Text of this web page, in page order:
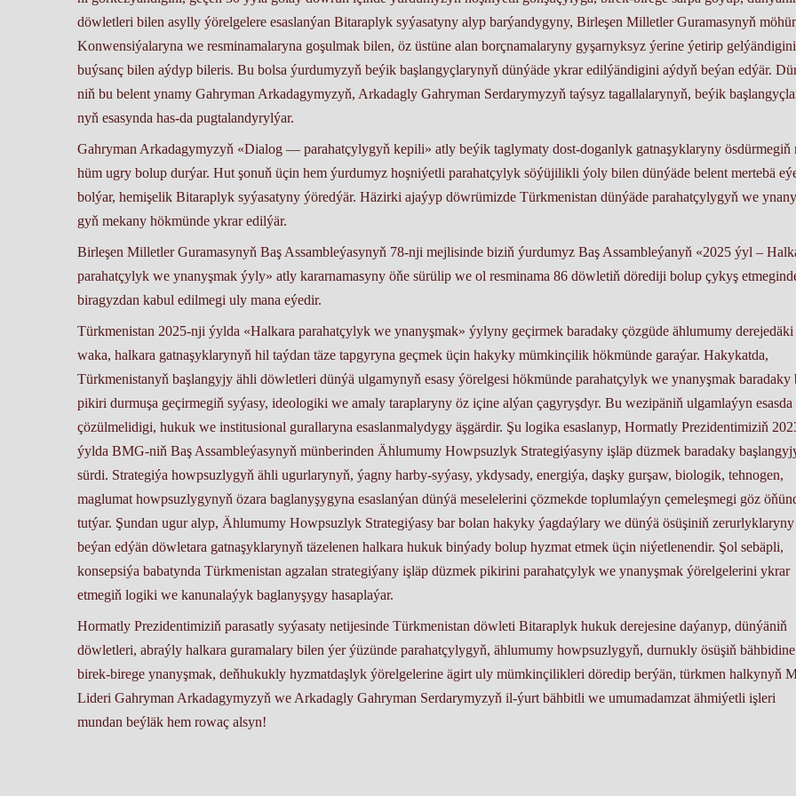
döw­let­le­ri bi­len asyl­ly ýö­rel­ge­le­re esas­lan­ýan Bi­ta­rap­lyk sy­ýa­sa­ty­ny alyp bar­ýan­dy­gy­ny, Bir­le­şen Mil­let­ler Gu­ra­ma­sy­nyň
Kon­wen­si­ýa­la­ry­na we res­mi­na­ma­la­ry­na go­şul­mak bilen, öz üs­tü­ne alan borç­na­ma­la­ry­ny gy­şar­nyk­syz ýe­ri­ne ýe­ti­rip gel­ýän­di­gi­ni
buý­sanç bi­len aý­dyp bi­le­ris. Bu bol­sa ýur­du­my­zyň be­ýik baş­lan­gyç­la­ry­nyň dün­ýä­de yk­rar edil­ýän­di­gi­ni aý­dyň be­ýan ed­ýär.
niň bu be­lent yna­my Gah­ry­man Ar­ka­da­gy­my­zyň, Ar­ka­dag­ly Gah­ry­man Ser­da­ry­my­zyň taý­syz ta­gal­la­la­ry­nyň, be­ýik
nyň esasyn­da has-da pug­ta­lan­dy­ryl­ýar.
Gah­ry­man Ar­ka­da­gy­my­zyň «Dialog — pa­rahat­çy­ly­gyň ke­pi­li» at­ly be­ýik tag­ly­ma­ty dost-do­gan­lyk gatnaşyk­la­ry­ny
hüm ug­ry bo­lup dur­ýar. Hut şo­nuň üçin hem ýur­du­myz hoş­ni­ýet­li pa­ra­hat­çy­lyk sö­ýü­ji­lik­li ýo­ly bi­len dün­ýä­de be­lent mer­te­bä
bol­ýar, he­mi­şe­lik Bi­ta­rap­lyk sy­ýa­sa­ty­ny ýö­red­ýär. Hä­zir­ki aja­ýyp döw­rü­miz­de Türk­me­nis­tan dün­ýä­de pa­ra­hat­çy­ly­gyň we
gyň me­ka­ny hök­mün­de yk­rar edil­ýär.
Birleşen Milletler Guramasynyň Baş Assambleýasynyň 78-nji mejlisinde biziň ýurdumyz Baş Assambleýanyň «2025 ýyl –
parahatçylyk we ynanyşmak ýyly» atly kararnamasyny öňe sürülip we ol resminama 86 döwletiň dörediji bolup çykyş
biragyzdan kabul edilmegi uly mana eýedir.
Türkmenistan 2025-nji ýylda «Halkara parahatçylyk we ynanyşmak» ýylyny geçirmek baradaky çözgüde ählumumy derejedäki
waka, halkara gatnaşyklarynyň hil taýdan täze tapgyryna geçmek üçin hakyky mümkinçilik hökmünde garaýar. Hakykatda,
Türkmenistanyň başlangyjy ähli döwletleri dünýä ulgamynyň esasy ýörelgesi hökmünde parahatçylyk we ynanyşmak baradaky
pikiri durmuşa geçirmegiň syýasy, ideologiki we amaly taraplaryny öz içine alýan çagyryşdyr. Bu wezipäniň ulgamlaýyn esasda
çözülmelidigi, hukuk we institusional gurallaryna esaslanmalydygy äşgärdir. Şu logika esaslanyp, Hormatly Prezidentimiziň
ýylda BMG-niň Baş Assambleýasynyň münberinden Ählumumy Howpsuzlyk Strategiýasyny işläp düzmek baradaky
sürdi. Strategiýa howpsuzlygyň ähli ugurlarynyň, ýagny harby-syýasy, ykdysady, energiýa, daşky gurşaw, biologik, tehnogen,
maglumat howpsuzlygynyň özara baglanyşygyna esaslanýan dünýä meselelerini çözmekde toplumlaýyn çemeleşmegi göz
tutýar. Şundan ugur alyp, Ählumumy Howpsuzlyk Strategiýasy bar bolan hakyky ýagdaýlary we dünýä ösüşiniň zerurlyklaryny
beýan edýän döwletara gatnaşyklarynyň täzelenen halkara hukuk binýady bolup hyzmat etmek üçin niýetlenendir. Şol sebäpli,
konsepsiýa babatynda Türkmenistan agzalan strategiýany işläp düzmek pikirini parahatçylyk we ynanyşmak ýörelgelerini ykrar
etmegiň logiki we kanunalaýyk baglanyşygy hasaplaýar.
Hormatly Prezidentimiziň parasatly syýasaty netijesinde Türkmenistan döwleti Bitaraplyk hukuk derejesine daýanyp, dünýäniň
döwletleri, abraýly halkara guramalary bilen ýer ýüzünde parahatçylygyň, ählumumy howpsuzlygyň, durnukly ösüşiň bähbidine
birek-birege ynanyşmak, deň­hukukly hyzmatdaşlyk ýörelgelerine ägirt uly mümkinçilikleri döredip berýän, türkmen halkynyň
Lideri Gahryman Arkadagymyzyň we Arkadagly Gahryman Serdarymyzyň il-ýurt bähbitli we umumadamzat ähmiýetli işleri
mundan beýläk hem rowaç alsyn!